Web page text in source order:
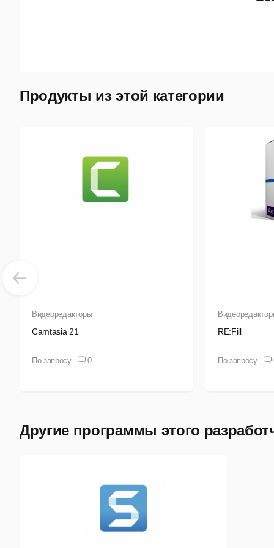
Продукты из этой категории
Видеоредакторы
Camtasia 21
По запросу 0
RE:Fill
По запросу
Другие программы этого